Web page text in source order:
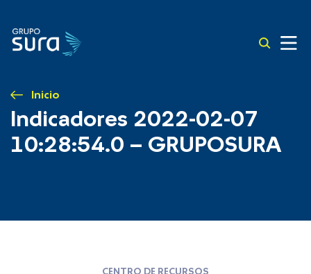
Inicio
Indicadores 2022-02-07
10:28:54.0 – GRUPOSURA
CENTRO DE RECURSOS